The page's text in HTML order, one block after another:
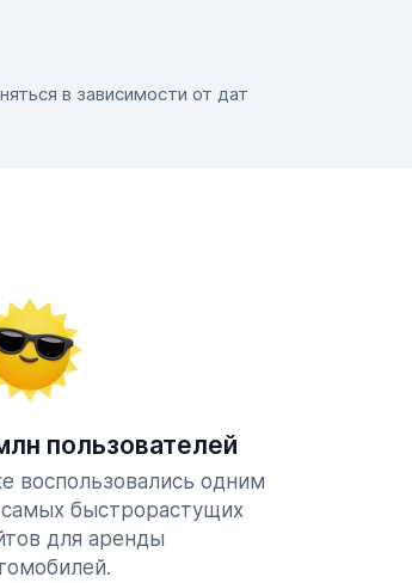
в зависимости от дат
пользователей
воспользовались одним
самых быстрорастущих
для аренды